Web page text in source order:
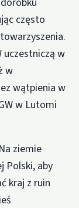
często
uczestniczą w
w
wątpienia w
w Lutomi
ziemie
Polski, aby
kraj z ruin